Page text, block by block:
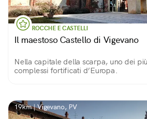
ROCCHE E CASTELLI
Il maestoso Castello di Vigevano
Nella capitale della scarpa, uno dei
complessi fortificati d’Europa.
19km | Vigevano, PV